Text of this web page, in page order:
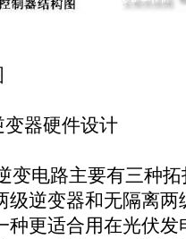
器硬件设计
电路主要有三种拓
级逆变器和无隔离两
种更适合用在光伏发